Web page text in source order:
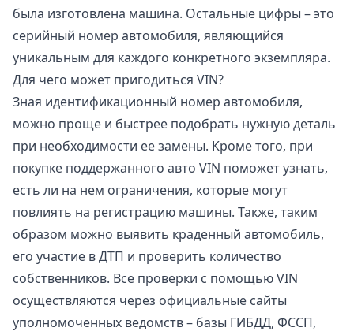
была изготовлена машина. Остальные цифры – это
серийный номер автомобиля, являющийся
уникальным для каждого конкретного экземпляра.
Для чего может пригодиться VIN?
Зная идентификационный номер автомобиля,
можно проще и быстрее подобрать нужную деталь
при необходимости ее замены. Кроме того, при
покупке поддержанного авто VIN поможет узнать,
есть ли на нем ограничения, которые могут
повлиять на регистрацию машины. Также, таким
образом можно выявить краденный автомобиль,
его участие в ДТП и проверить количество
собственников. Все проверки с помощью VIN
осуществляются через официальные сайты
уполномоченных ведомств – базы ГИБДД, ФССП,